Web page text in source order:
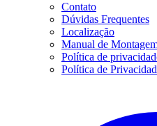
Contato
Dúvidas Frequentes
Localização
Manual de
Política de
Política de